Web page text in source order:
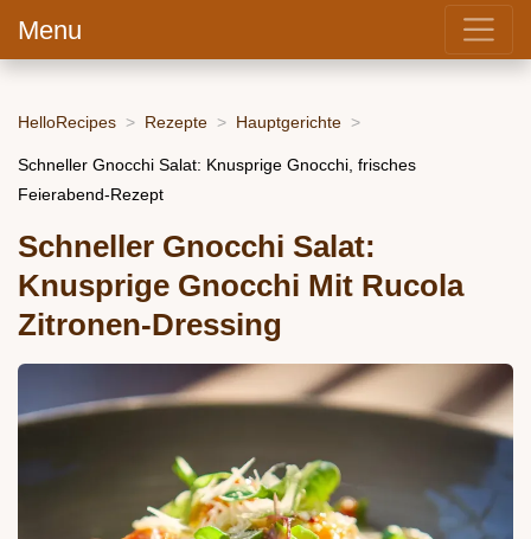
Menu
HelloRecipes Rezepte Hauptgerichte
Schneller Gnocchi Salat: Knusprige Gnocchi, frisches
Feierabend-Rezept
Schneller Gnocchi Salat:
Knusprige Gnocchi Mit Rucola
Zitronen-Dressing